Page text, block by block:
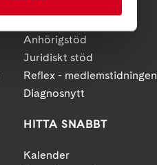
Förening
Anhörigstöd
Juridiskt stöd
Reflex - medlemstidningen
Diagnosnytt
HITTA SNABBT
Kalender